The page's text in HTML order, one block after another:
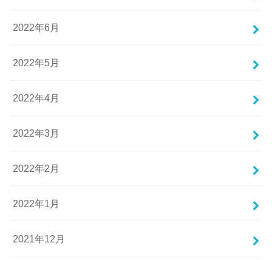
2022年6月
2022年5月
2022年4月
2022年3月
2022年2月
2022年1月
2021年12月